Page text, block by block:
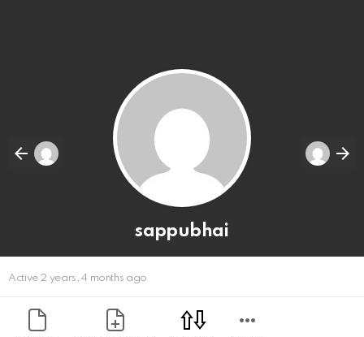
sappubhai
Active 2 years, 4 months ago